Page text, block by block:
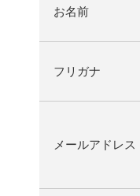
お名前
フリガナ
メールアドレス